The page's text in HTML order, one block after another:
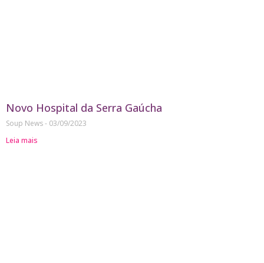
Novo Hospital da Serra Gaúcha
Soup News
03/09/2023
Leia mais